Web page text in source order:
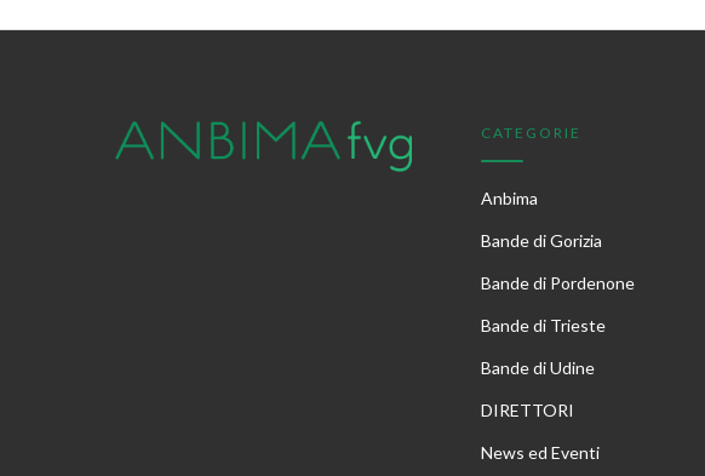
CATEGORIE
Anbima
Bande di Gorizia
Bande di Pordenone
Bande di Trieste
Bande di Udine
DIRETTORI
News ed Eventi